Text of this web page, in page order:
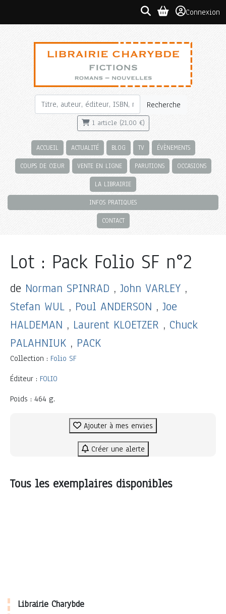
Connexion
Recherche
1 article (21,00 €)
ACCUEIL ACTUALITÉ BLOG TV ÉVÈNEMENTS
COUPS DE CŒUR VENTE EN LIGNE PARUTIONS OCCASIONS
LA LIBRAIRIE
INFOS PRATIQUES
CONTACT
Lot : Pack Folio SF n°2
de Norman SPINRAD , John VARLEY ,
Stefan WUL , Poul ANDERSON , Joe
HALDEMAN , Laurent KLOETZER , Chuck
PALAHNIUK , PACK
Collection : Folio SF
Éditeur : FOLIO
Poids : 464 g.
Ajouter à mes envies
Créer une alerte
Tous les exemplaires disponibles
Librairie Charybde